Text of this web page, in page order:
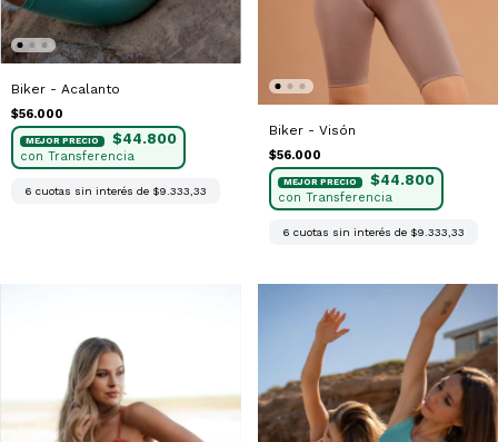
Biker - Acalanto
$56.000
$44.800
6 cuotas sin interés de $9.333,33
Biker - Visón
$56.000
$44.800
6 cuotas sin interés de $9.333,33